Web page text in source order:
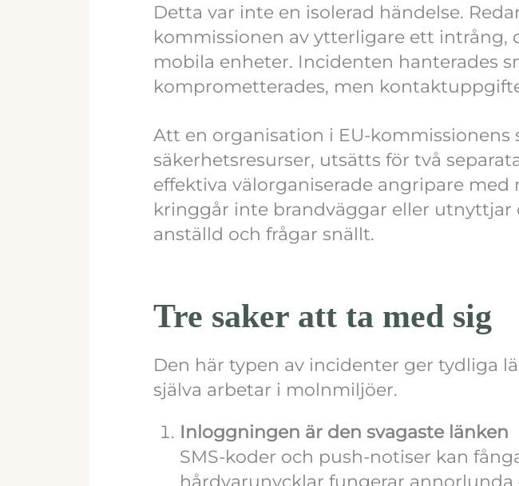
Detta var inte en isolerad händelse.
kommissionen av ytterligare ett intrång,
mobila enheter. Incidenten hanterades
komprometterades, men
Att en organisation i EU-
säkerhetsresurser, utsätts för två
effektiva välorganiserade angripare
kringgår inte brandväggar eller utnyttjar
anställd och frågar snällt.
Tre saker att ta med sig
Den här typen av incidenter ger tydliga
själva arbetar i molnmiljöer.
Inloggningen är den svagaste länken
SMS-koder och push-notiser kan